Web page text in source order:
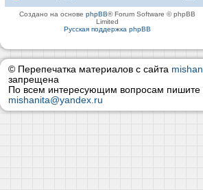
Создано на основеphpBB® Forum Software © phpBB
Limited
Русская поддержка phpBB
© Перепечатка материалов с сайта
запрещена
По всем интересующим вопросам
mishanita@yandex.ru